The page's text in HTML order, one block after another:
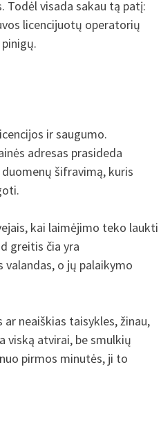
Todėl visada sakau tą patį:
licencijuotų operatorių
ir saugumo.
adresas prasideda
šifravimą, kuris
kai laimėjimo teko laukti
greitis čia yra
o jų palaikymo
neaiškias taisykles, žinau,
viską atvirai, be smulkių
pirmos minutės, ji to